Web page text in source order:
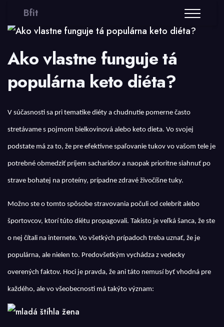
Bfit
Ako vlastne funguje tá
populárna keto diéta?
V súčasnosti sa pri tematike diéty a chudnutie pomerne často
stretávame s pojmom bielkovinová alebo keto dieta. Vo svojej
podstate má za to, že pre efektívne spaľovanie tukov vo vašom tele je
potrebné obmedziť príjem sacharidov a naopak prioritne siahnuť po
strave bohatej na proteíny, prípadne zdravé živočíšne tuky.
Možno ste o tomto spôsobe stravovania počuli od celebrít alebo
športovcov, ktorí túto díétu propagovali. Takisto je veľká šanca, že ste
o nej čítali na internete. Vo všetkých prípadoch treba uznať, že je
populárna, ale nielen to. Predovšetkým vychádza z vedecky
overených faktov. Hoci je pravda, že ani táto nemusí byť vhodná pre
každého, ale vo všeobecnosti má takýto význam: